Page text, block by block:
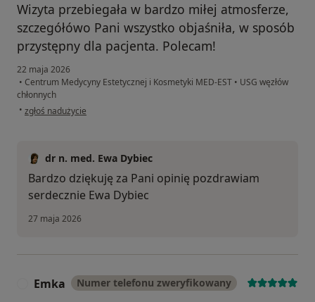
Wizyta przebiegała w bardzo miłej atmosferze,
szczegółówo Pani wszystko objaśniła, w sposób
przystępny dla pacjenta. Polecam!
22 maja 2026
• Centrum Medycyny Estetycznej i Kosmetyki MED-EST • USG węzłów
chłonnych
• w opinii użytkownika Magdalena
zgłoś nadużycie
dr n. med. Ewa Dybiec
Bardzo dziękuję za Pani opinię pozdrawiam
serdecznie Ewa Dybiec
27 maja 2026
Emka Numer telefonu zweryfikowany